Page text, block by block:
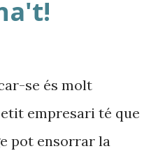
de fer l'esforç,
en
que ens podem
pòsters. A la
a bis”) amb qui li
se és molt
empresari té que
pot ensorrar la